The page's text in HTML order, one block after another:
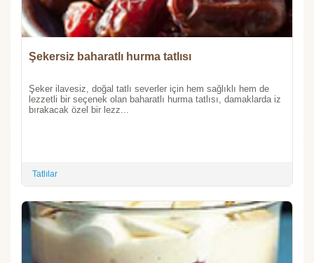
Şekersiz baharatlı hurma tatlısı
Şeker ilavesiz, doğal tatlı severler için hem sağlıklı hem de
lezzetli bir seçenek olan baharatlı hurma tatlısı, damaklarda iz
bırakacak özel bir lezz...
Tatlılar